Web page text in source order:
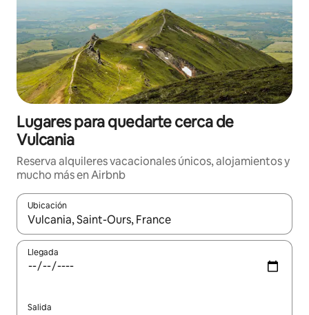
Lugares para quedarte cerca de
Vulcania
Reserva alquileres vacacionales únicos, alojamientos y
mucho más en Airbnb
Ubicación
Cuando los resultados estén disponibles, navega con las
Llegada
Salida